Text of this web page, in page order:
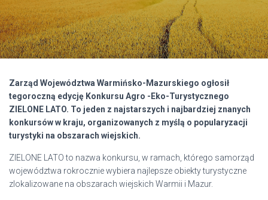
G
A
T
I
Zarząd Województwa Warmińsko-Mazurskiego ogłosił
tegoroczną edycję Konkursu Agro -Eko-Turystycznego
ZIELONE LATO. To jeden z najstarszych i najbardziej znanych
konkursów w kraju, organizowanych z myślą o popularyzacji
turystyki na obszarach wiejskich.
ZIELONE LATO to nazwa konkursu, w ramach, którego samorząd
województwa rokrocznie wybiera najlepsze obiekty turystyczne
zlokalizowane na obszarach wiejskich Warmii i Mazur.